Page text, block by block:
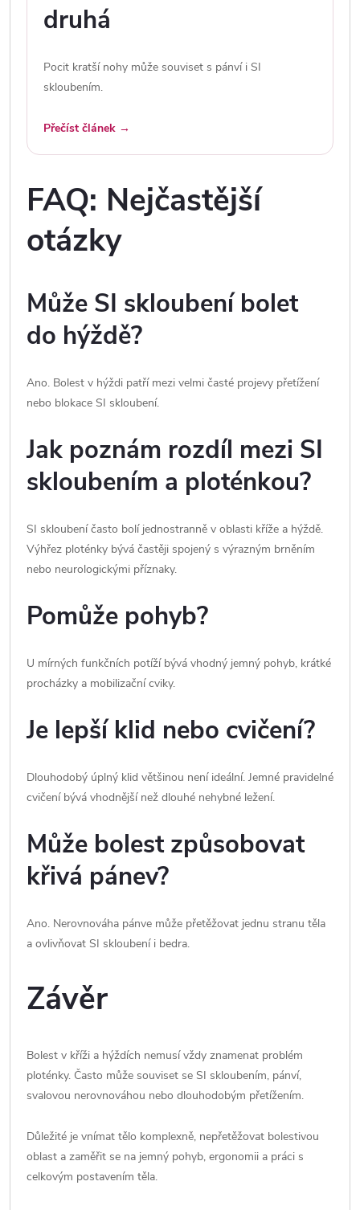
druhá
Pocit kratší nohy může souviset s pánví i SI
skloubením.
Přečíst článek →
FAQ: Nejčastější
otázky
Může SI skloubení bolet
do hýždě?
Ano. Bolest v hýždi patří mezi velmi časté projevy přetížení
nebo blokace SI skloubení.
Jak poznám rozdíl mezi SI
skloubením a ploténkou?
SI skloubení často bolí jednostranně v oblasti kříže a hýždě.
Výhřez ploténky bývá častěji spojený s výrazným brněním
nebo neurologickými příznaky.
Pomůže pohyb?
U mírných funkčních potíží bývá vhodný jemný pohyb, krátké
procházky a mobilizační cviky.
Je lepší klid nebo cvičení?
Dlouhodobý úplný klid většinou není ideální. Jemné pravidelné
cvičení bývá vhodnější než dlouhé nehybné ležení.
Může bolest způsobovat
křivá pánev?
Ano. Nerovnováha pánve může přetěžovat jednu stranu těla
a ovlivňovat SI skloubení i bedra.
Závěr
Bolest v kříži a hýždích nemusí vždy znamenat problém
ploténky. Často může souviset se SI skloubením, pánví,
svalovou nerovnováhou nebo dlouhodobým přetížením.
Důležité je vnímat tělo komplexně, nepřetěžovat bolestivou
oblast a zaměřit se na jemný pohyb, ergonomii a práci s
celkovým postavením těla.